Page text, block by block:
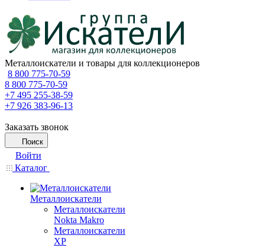
Металлоискатели и товары для коллекционеров
8 800 775-70-59
8 800 775-70-59
+7 495 255-38-59
+7 926 383-96-13
Заказать звонок
Поиск
Войти
Каталог
Металлоискатели
Металлоискатели
Nokta Makro
Металлоискатели
XP